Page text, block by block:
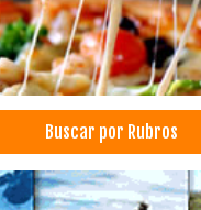
Equipos
Buscar por Rubros